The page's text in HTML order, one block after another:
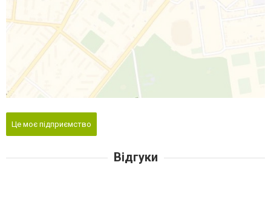
Це моє підприємство
Відгуки